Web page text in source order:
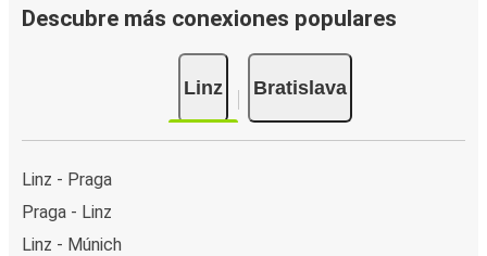
Descubre más conexiones populares
Linz Bratislava
Linz - Praga
Praga - Linz
Linz - Múnich